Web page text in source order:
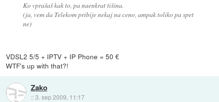
Ko vprašaš kak to, pa naenkrat tišina.
(ja, vem da Telekom pribije nekaj na ceno, ampak toliko pa spet
ne)
VDSL2 5/5 + IPTV + IP Phone = 50 €
WTF's up with that?!
Zako
::3. sep 2009, 11:17